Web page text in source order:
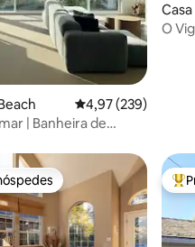
4,97 de uma
4,97 (239)
| Banheira de
O
preferidos dos hóspedes